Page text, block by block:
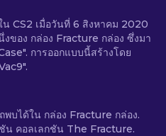
CS2 เมื่อวันที่ 6 สิงหาคม 2020
ของ กล่อง Fracture กล่อง ซึ่งมา
การออกแบบนี้สร้างโดย
บได้ใน กล่อง Fracture กล่อง.
น คอลเลกชัน The Fracture.